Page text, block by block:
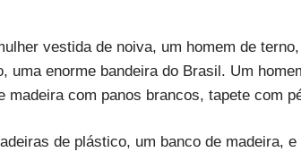
vestida de noiva, um homem de
uma enorme bandeira do Brasil. Um
com panos brancos, tapete com
de plástico, um banco de madeira, e